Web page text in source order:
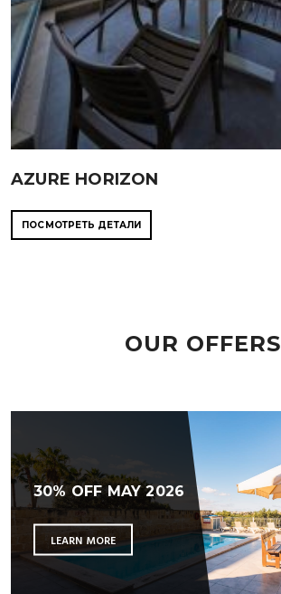
AZURE HORIZON
ПОСМОТРЕТЬ ДЕТАЛИ
OUR OFFERS
30% OFF MAY 2026
LEARN MORE